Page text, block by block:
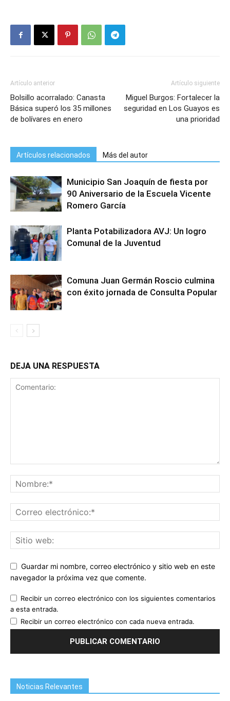
Artículo anterior
Bolsillo acorralado: Canasta
Básica superó los 35 millones
de bolívares en enero
Artículo siguiente
Miguel Burgos: Fortalecer la
seguridad en Los Guayos es
una prioridad
Artículos relacionados Más del autor
Municipio San Joaquín de fiesta por
90 Aniversario de la Escuela Vicente
Romero García
Planta Potabilizadora AVJ: Un logro
Comunal de la Juventud
Comuna Juan Germán Roscio culmina
con éxito jornada de Consulta Popular
DEJA UNA RESPUESTA
Guardar mi nombre, correo electrónico y sitio web en este
navegador la próxima vez que comente.
Recibir un correo electrónico con los siguientes comentarios
a esta entrada.
Recibir un correo electrónico con cada nueva entrada.
Noticias Relevantes